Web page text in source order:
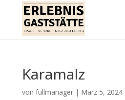
Karamalz
von fullmanager| März 5, 2024